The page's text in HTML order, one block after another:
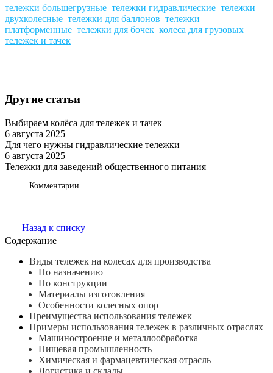
тележки большегрузные тележки гидравлические тележки
двухколесные тележки для баллонов тележки
платформенные тележки для бочек колеса для грузовых
тележек и тачек
Другие статьи
Советы покупателям
Выбираем колёса для тележек и тачек
6 августа 2025
Советы покупателям
Для чего нужны гидравлические тележки
6 августа 2025
Тележки для заведений общественного питания
Комментарии
Назад к списку
Содержание
Виды тележек на колесах для производства
По назначению
По конструкции
Материалы изготовления
Особенности колесных опор
Преимущества использования тележек
Примеры использования тележек в различных отраслях
Машиностроение и металлообработка
Пищевая промышленность
Химическая и фармацевтическая отрасль
Логистика и склады